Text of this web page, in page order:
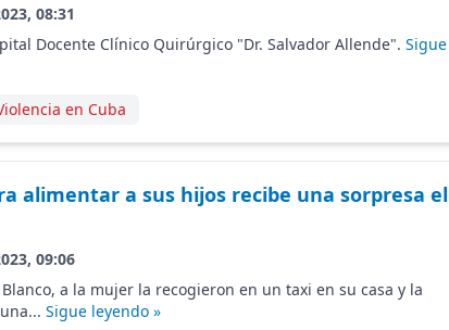
08:31
Docente Clínico Quirúrgico "Dr. Salvador Allende". Sigue
en Cuba
alimentar a sus hijos recibe una sorpresa el
09:06
a la mujer la recogieron en un taxi en su casa y la
Sigue leyendo »